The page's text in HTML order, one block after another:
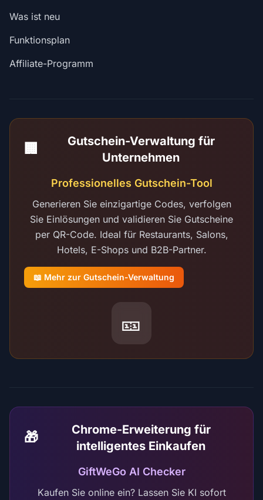
Was ist neu
Funktionsplan
Affiliate-Programm
🏢
Gutschein-Verwaltung für
Unternehmen
Professionelles Gutschein-Tool
Generieren Sie einzigartige Codes, verfolgen
Sie Einlösungen und validieren Sie Gutscheine
per QR-Code. Ideal für Restaurants, Salons,
Hotels, E-Shops und B2B-Partner.
📖 Mehr zur Gutschein-Verwaltung
🎫
🎁
Chrome-Erweiterung für
intelligentes Einkaufen
GiftWeGo AI Checker
Kaufen Sie online ein? Lassen Sie KI sofort